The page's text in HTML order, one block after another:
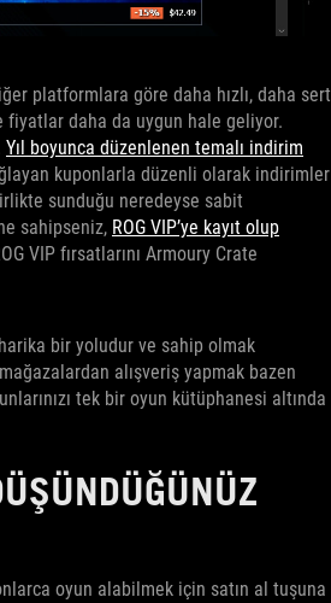
platformlara göre daha hızlı, daha sert
fiyatlar daha da uygun hale geliyor.
Yıl boyunca düzenlenen temalı indirim
kuponlarla düzenli olarak indirimler
sunduğu neredeyse sabit
sahipseniz, ROG VIP’ye kayıt olup
VIP fırsatlarını Armoury Crate
bir yoludur ve sahip olmak
alışveriş yapmak bazen
tek bir oyun kütüphanesi altında
oyun alabilmek için satın al tuşuna